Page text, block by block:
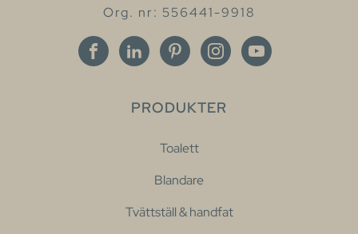
Org. nr: 556441-9918
PRODUKTER
Toalett
Blandare
Tvättställ & handfat